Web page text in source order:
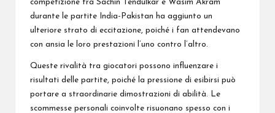
competizione tra Sachin Tendulkar e Wasim Akram
durante le partite India-Pakistan ha aggiunto un
ulteriore strato di eccitazione, poiché i fan attendevano
con ansia le loro prestazioni l’uno contro l’altro.
Queste rivalità tra giocatori possono influenzare i
risultati delle partite, poiché la pressione di esibirsi può
portare a straordinarie dimostrazioni di abilità. Le
scommesse personali coinvolte risuonano spesso con i